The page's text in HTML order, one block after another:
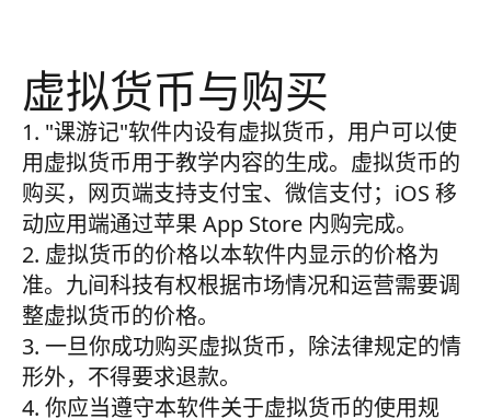
虚拟货币与购买
1. "课游记"软件内设有虚拟货币，用户可以使
用虚拟货币用于教学内容的生成。虚拟货币的
购买，网页端支持支付宝、微信支付；iOS 移
动应用端通过苹果 App Store 内购完成。
2. 虚拟货币的价格以本软件内显示的价格为
准。九间科技有权根据市场情况和运营需要调
整虚拟货币的价格。
3. 一旦你成功购买虚拟货币，除法律规定的情
形外，不得要求退款。
4. 你应当遵守本软件关于虚拟货币的使用规